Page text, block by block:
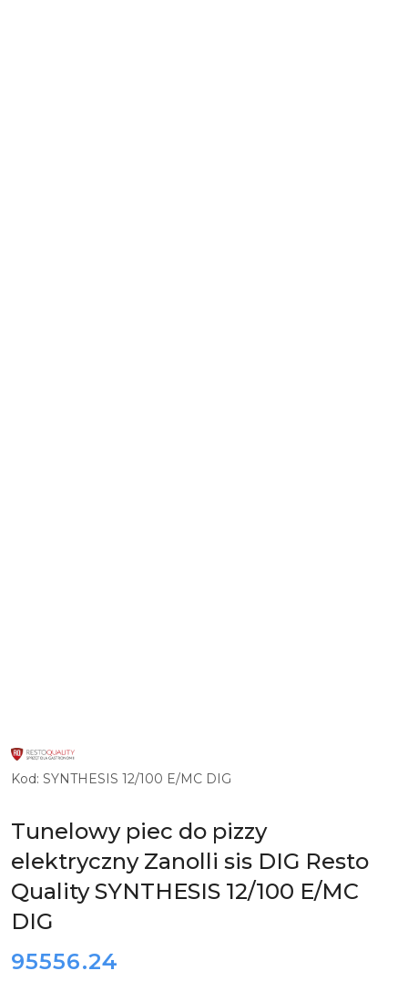
LOGO
PRODUCENTA
INNOWACYJNYCH
I
DLA
GASTRONOMII
RESTO
QUALITY
Kod: SYNTHESIS 12/100 E/MC DIG
Tunelowy piec do pizzy
elektryczny Zanolli sis DIG Resto
Quality SYNTHESIS 12/100 E/MC
DIG
cena:
95556.24